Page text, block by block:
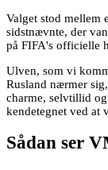
Valget stod mellem
sidstnævnte, der
på FIFA's officielle
Ulven, som vi
Rusland nærmer
charme, selvtillid
kendetegnet ved at
Sådan ser